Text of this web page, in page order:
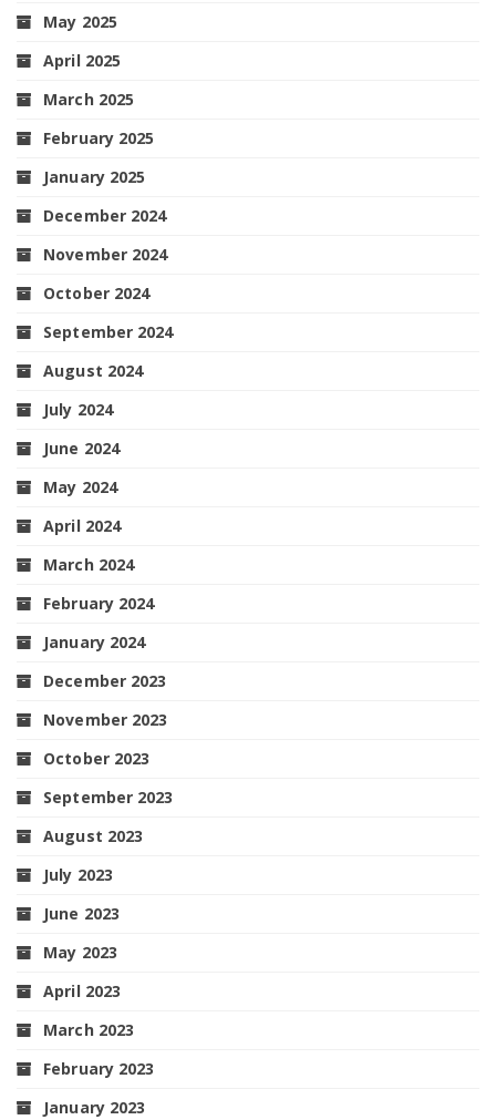
May 2025
April 2025
March 2025
February 2025
January 2025
December 2024
November 2024
October 2024
September 2024
August 2024
July 2024
June 2024
May 2024
April 2024
March 2024
February 2024
January 2024
December 2023
November 2023
October 2023
September 2023
August 2023
July 2023
June 2023
May 2023
April 2023
March 2023
February 2023
January 2023